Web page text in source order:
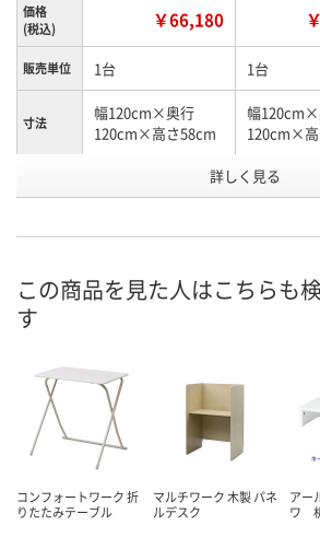
価格
(税込)
￥66,180
販売単位 1台 1台
寸法
幅120cm×奥行
120cm×高さ58cm
幅
120cm×
ピンク
号
お届け日
数量
カゴへ カ
詳しく見る
この商品を見た人はこちらも
す
コンフォートワーク 折
りたたみテーブル
マルチワーク 木製 パネ
ルデスク
アー
ワ